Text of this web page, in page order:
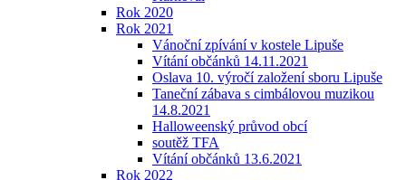
Rok 2020
Rok 2021
Vánoční zpívání v kostele Lipuše
Vítání občánků 14.11.2021
Oslava 10. výročí založení sboru Lipuše
Taneční zábava s cimbálovou muzikou
14.8.2021
Halloweenský průvod obcí
soutěž TFA
Vítání občánků 13.6.2021
Rok 2022